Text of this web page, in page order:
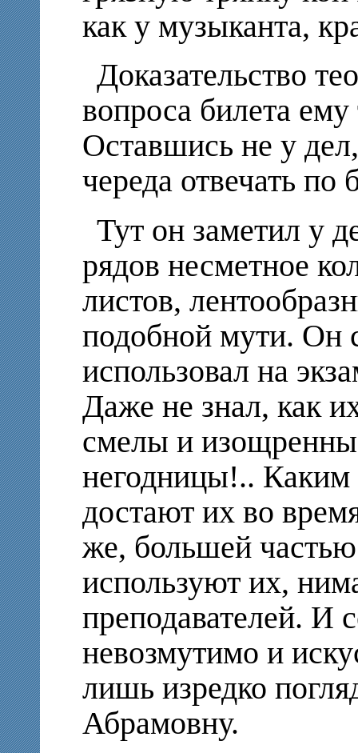
как у музыканта,
Доказательство
вопроса билета
Оставшись не у
череда отвечать по
Тут он заметил у
рядов несметное
листов,
подобной мути. Он
использовал на
Даже не знал, как
смелы и
негодницы!.. Каким
достают их во
же, большей
используют их,
преподавателей. И
невозмутимо и
лишь изредко
Абрамовну.